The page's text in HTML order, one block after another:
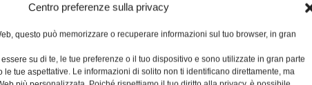
Centro preferenze sulla privacy
questo può memorizzare o recuperare informazioni sul tuo browser, in gran
su di te, le tue preferenze o il tuo dispositivo e sono utilizzate in gran parte
le tue aspettative. Le informazioni di solito non ti identificano direttamente, ma
Articoli